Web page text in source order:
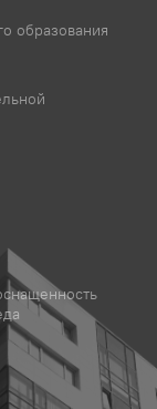
образования